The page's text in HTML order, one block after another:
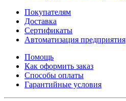
Покупателям
Доставка
Сертификаты
Автоматизация предприятия
Помощь
Как оформить заказ
Способы оплаты
Гарантийные условия